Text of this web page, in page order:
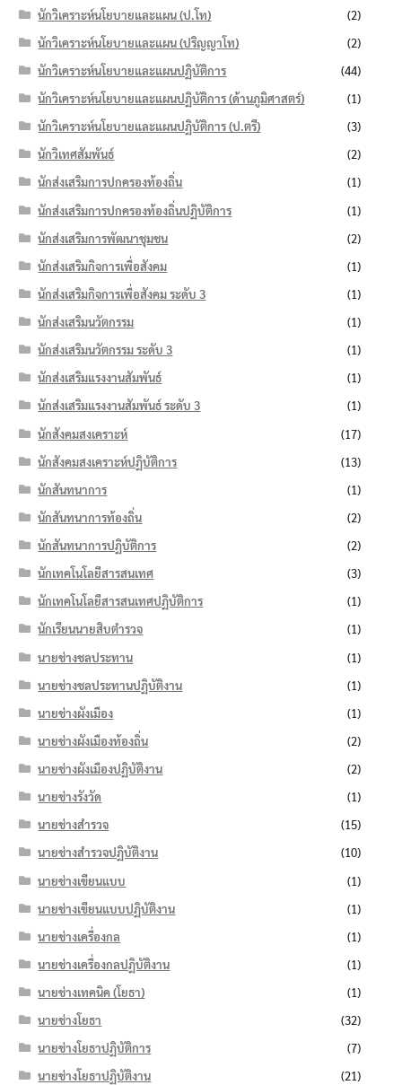
นักวิเคราะห์นโยบายและแผน (ป.โท)
(2)
นักวิเคราะห์นโยบายและแผน (ปริญญาโท)
(2)
นักวิเคราะห์นโยบายและแผนปฏิบัติการ
(44)
นักวิเคราะห์นโยบายและแผนปฏิบัติการ (ด้านภูมิศาสตร์)
(1)
นักวิเคราะห์นโยบายและแผนปฏิบัติการ (ป.ตรี)
(3)
นักวิเทศสัมพันธ์
(2)
นักส่งเสริมการปกครองท้องถิ่น
(1)
นักส่งเสริมการปกครองท้องถิ่นปฏิบัติการ
(1)
นักส่งเสริมการพัฒนาชุมชน
(2)
นักส่งเสริมกิจการเพื่อสังคม
(1)
นักส่งเสริมกิจการเพื่อสังคม ระดับ 3
(1)
นักส่งเสริมนวัตกรรม
(1)
นักส่งเสริมนวัตกรรม ระดับ 3
(1)
นักส่งเสริมแรงงานสัมพันธ์
(1)
นักส่งเสริมแรงงานสัมพันธ์ ระดับ 3
(1)
นักสังคมสงเคราะห์
(17)
นักสังคมสงเคราะห์ปฏิบัติการ
(13)
นักสันทนาการ
(1)
นักสันทนาการท้องถิ่น
(2)
นักสันทนาการปฏิบัติการ
(2)
นักเทคโนโลยีสารสนเทศ
(3)
นักเทคโนโลยีสารสนเทศปฏิบัติการ
(1)
นักเรียนนายสิบตำรวจ
(1)
นายช่างชลประทาน
(1)
นายช่างชลประทานปฏิบัติงาน
(1)
นายช่างผังเมือง
(1)
นายช่างผังเมืองท้องถิ่น
(2)
นายช่างผังเมืองปฏิบัติงาน
(2)
นายช่างรังวัด
(1)
นายช่างสำรวจ
(15)
นายช่างสำรวจปฏิบัติงาน
(10)
นายช่างเขียนแบบ
(1)
นายช่างเขียนแบบปฏิบัติงาน
(1)
นายช่างเครื่องกล
(1)
นายช่างเครื่องกลปฏิบัติงาน
(1)
นายช่างเทคนิค (โยธา)
(1)
นายช่างโยธา
(32)
นายช่างโยธาปฏิบัติการ
(7)
นายช่างโยธาปฏิบัติงาน
(21)